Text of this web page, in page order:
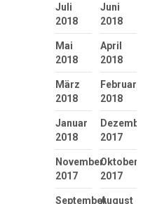
Juli
2018
Juni
2018
Mai
2018
April
2018
März
2018
Februar
2018
Januar
2018
2017
November
2017
Oktober
2017
SeptemberAugust